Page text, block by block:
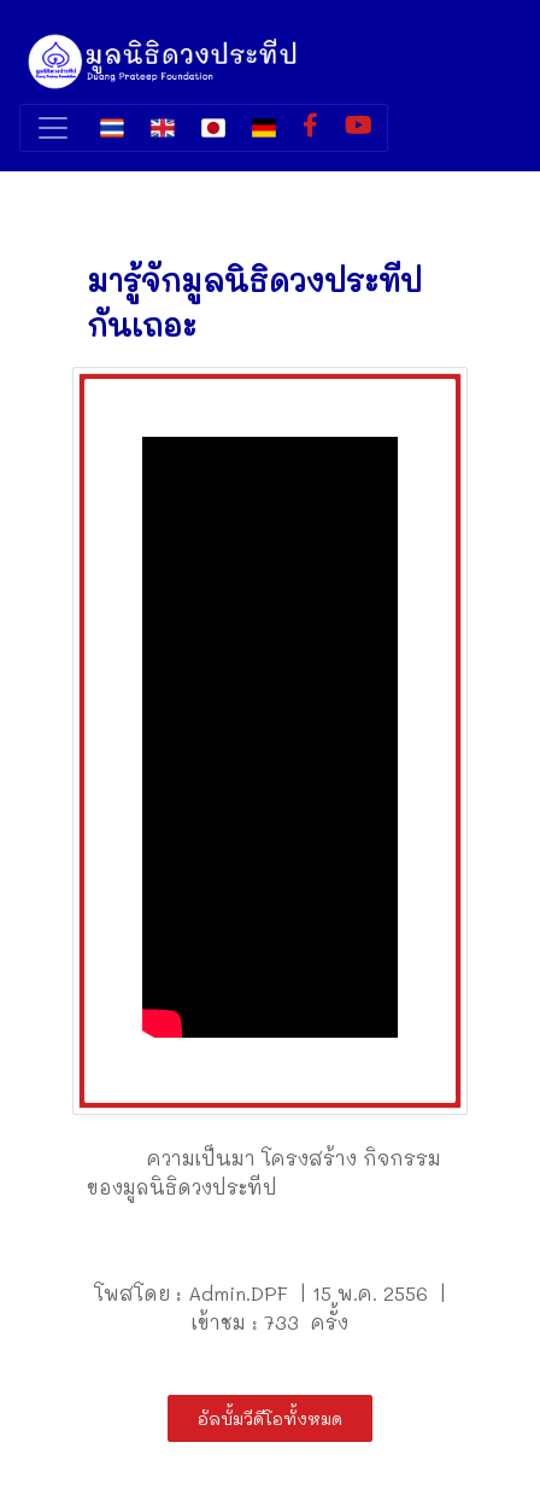
มารู้จักมูลนิธิดวงประทีป
กันเถอะ
ความเป็นมา โครงสร้าง กิจกรรม
ของมูลนิธิดวงประทีป
โพสโดย : Admin.DPF | 15 พ.ค. 2556 |
เข้าชม : 733 ครั้ง
อัลบั้มวีดีโอทั้งหมด